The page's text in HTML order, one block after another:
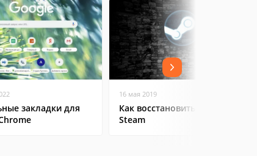
закладки для
16 мая 2019
Как восстановить аккаунт в
Steam